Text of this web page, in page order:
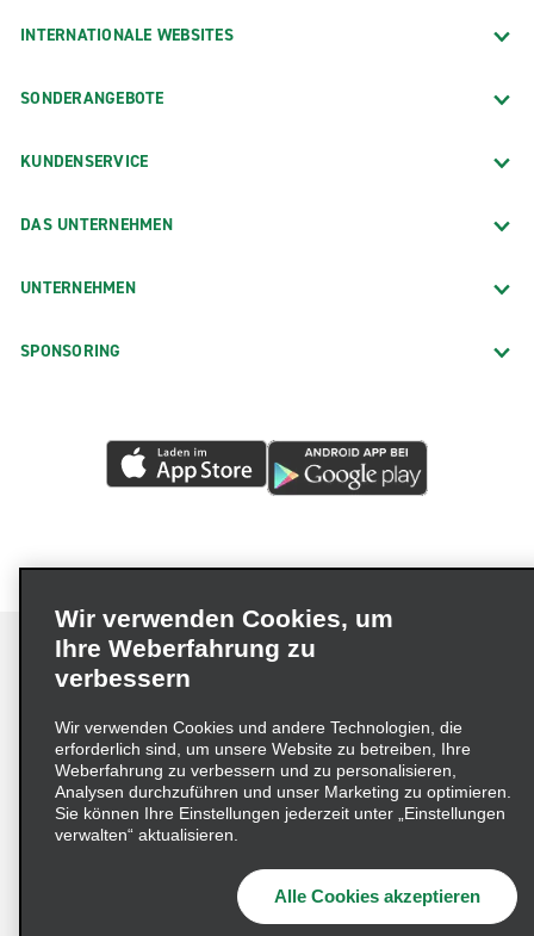
INTERNATIONALE WEBSITES
SONDERANGEBOTE
KUNDENSERVICE
DAS UNTERNEHMEN
UNTERNEHMEN
SPONSORING
Impressum Nutzungsbedingungen
Datenschutzrichtlinie
Cookie-Richtlinie
Datenschutzoptionen
Lieferkettensorgfaltspflichtengesetz (LkSG) Grundsatzerklärung
Beschwerdeverfahren nach dem
© 2026 Enterprise Holdings, Inc. Alle Rechte vorbehalten
Wir verwenden Cookies, um
Ihre Weberfahrung zu
verbessern
Wir verwenden Cookies und andere Technologien, die
erforderlich sind, um unsere Website zu betreiben, Ihre
Weberfahrung zu verbessern und zu personalisieren,
Analysen durchzuführen und unser Marketing zu optimieren.
Sie können Ihre Einstellungen jederzeit unter „Einstellungen
verwalten“ aktualisieren.
Alle Cookies akzeptieren